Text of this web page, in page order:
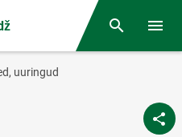
Otsing
uuringud